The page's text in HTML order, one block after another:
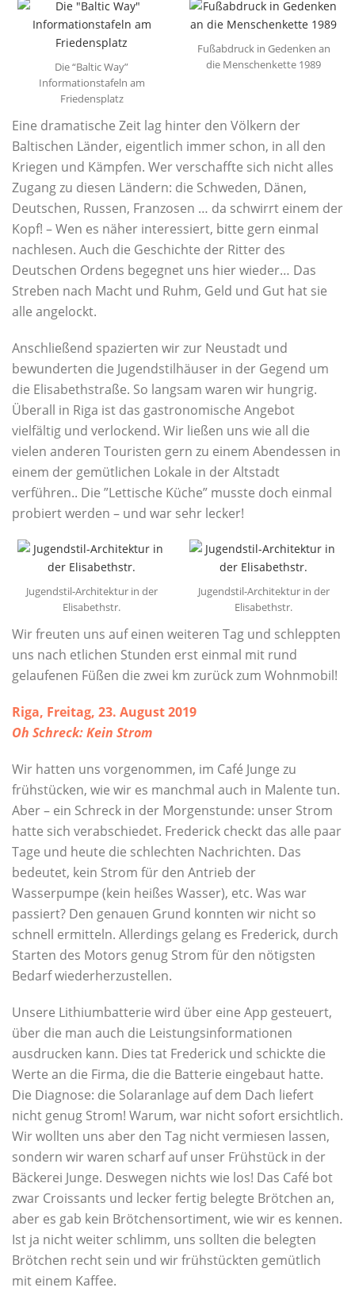
Fußabdruck in Gedenken an
die Menschenkette 1989
Die “Baltic Way”
Informationstafeln am
Friedensplatz
Eine dramatische Zeit lag hinter den Völkern der
Baltischen Länder, eigentlich immer schon, in all den
Kriegen und Kämpfen. Wer verschaffte sich nicht alles
Zugang zu diesen Ländern: die Schweden, Dänen,
Deutschen, Russen, Franzosen … da schwirrt einem der
Kopf! – Wen es näher interessiert, bitte gern einmal
nachlesen. Auch die Geschichte der Ritter des
Deutschen Ordens begegnet uns hier wieder… Das
Streben nach Macht und Ruhm, Geld und Gut hat sie
alle angelockt.
Anschließend spazierten wir zur Neustadt und
bewunderten die Jugendstilhäuser in der Gegend um
die Elisabethstraße. So langsam waren wir hungrig.
Überall in Riga ist das gastronomische Angebot
vielfältig und verlockend. Wir ließen uns wie all die
vielen anderen Touristen gern zu einem Abendessen in
einem der gemütlichen Lokale in der Altstadt
verführen.. Die ”Lettische Küche” musste doch einmal
probiert werden – und war sehr lecker!
Jugendstil-Architektur in der
Elisabethstr.
Jugendstil-Architektur in der
Elisabethstr.
Wir freuten uns auf einen weiteren Tag und schleppten
uns nach etlichen Stunden erst einmal mit rund
gelaufenen Füßen die zwei km zurück zum Wohnmobil!
Riga, Freitag, 23. August 2019
Oh Schreck: Kein Strom
Wir hatten uns vorgenommen, im Café Junge zu
frühstücken, wie wir es manchmal auch in Malente tun.
Aber – ein Schreck in der Morgenstunde: unser Strom
hatte sich verabschiedet. Frederick checkt das alle paar
Tage und heute die schlechten Nachrichten. Das
bedeutet, kein Strom für den Antrieb der
Wasserpumpe (kein heißes Wasser), etc. Was war
passiert? Den genauen Grund konnten wir nicht so
schnell ermitteln. Allerdings gelang es Frederick, durch
Starten des Motors genug Strom für den nötigsten
Bedarf wiederherzustellen.
Unsere Lithiumbatterie wird über eine App gesteuert,
über die man auch die Leistungsinformationen
ausdrucken kann. Dies tat Frederick und schickte die
Werte an die Firma, die die Batterie eingebaut hatte.
Die Diagnose: die Solaranlage auf dem Dach liefert
nicht genug Strom! Warum, war nicht sofort ersichtlich.
Wir wollten uns aber den Tag nicht vermiesen lassen,
sondern wir waren scharf auf unser Frühstück in der
Bäckerei Junge. Deswegen nichts wie los! Das Café bot
zwar Croissants und lecker fertig belegte Brötchen an,
aber es gab kein Brötchensortiment, wie wir es kennen.
Ist ja nicht weiter schlimm, uns sollten die belegten
Brötchen recht sein und wir frühstückten gemütlich
mit einem Kaffee.